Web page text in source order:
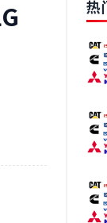
热